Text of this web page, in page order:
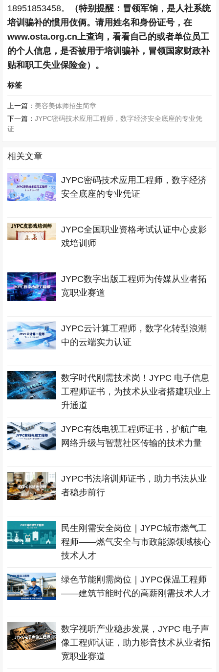
18951853458。
（特别提醒：冒领军饷，是人社系统
培训骗补的惯用伎俩。请用姓名和身份证号，在
www.osta.org.cn上查询，看看自己的或者单位员工
的个人信息，是否被用于培训骗补，冒领国家财政补
贴和职工失业保险金）。
标签
上一篇： 美容美体师招生简章
下一篇：JYPC密码技术应用工程师，数字经济安全底座的专业凭
证
相关文章
JYPC密码技术应用工程师，数字经济
安全底座的专业凭证
JYPC全国职业资格考试认证中心皮影
戏培训师
JYPC数字出版工程师为传媒从业者拓
宽职业赛道
JYPC云计算工程师，数字化转型浪潮
中的云端实力认证
数字时代刚需技术岗！JYPC 电子信息
工程师证书，为技术从业者搭建职业上
升通道
JYPC有线电视工程师证书，护航广电
网络升级与智慧社区传输的技术力量
JYPC书法培训师证书，助力书法从业
者稳步前行
民生刚需安全岗位｜JYPC城市燃气工
程师——燃气安全与市政能源领域核心
技术人才
绿色节能刚需岗位｜JYPC保温工程师
——建筑节能时代的高薪刚需技术人才
数字视听产业稳步发展，JYPC 电子声
像工程师认证，助力影音技术从业者拓
宽职业赛道